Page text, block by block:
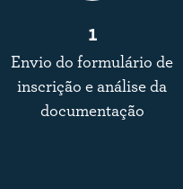
1
Envio do formulário de
inscrição e análise da
documentação